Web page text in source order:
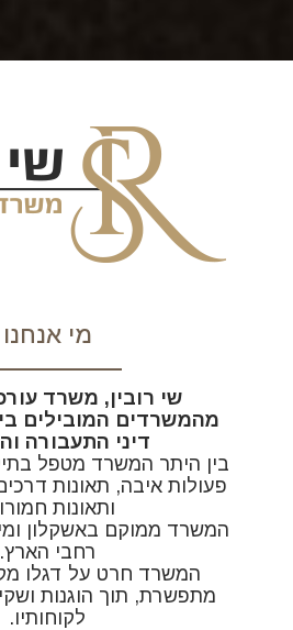
מי אנחנו
שי רובין, משרד
מהמשרדים המובילים
דיני התעבורה
בין היתר המשרד מטפל
פעולות איבה, תאונות
ותאונות
המשרד ממוקם באשקלון
רחבי הארץ.
המשרד חרט על דגלו
מתפשרת, תוך הוגנות
לקוחותיו.